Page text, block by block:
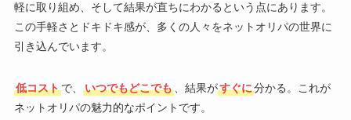
軽に取り組め、そして結果が直ちにわかるという点にあります。
この手軽さとドキドキ感が、多くの人々をネットオリパの世界に
引き込んでいます。
低コストで、 いつでもどこでも、結果がすぐに分かる。これが
ネットオリパの魅力的なポイントです。